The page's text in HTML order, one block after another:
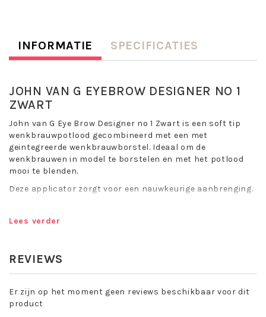
INFORMATIE SPECIFICATIES
JOHN VAN G EYEBROW DESIGNER NO 1
ZWART
John van G Eye Brow Designer no 1 Zwart is een soft tip
wenkbrauwpotlood gecombineerd met een met
geintegreerde wenkbrauwborstel. Ideaal om de
wenkbrauwen in model te borstelen en met het potlood
mooi te blenden.
Deze applicator zorgt voor een nauwkeurige aanbrenging.
product om een strakke look te creeren en is verkrijgbaar
Het potlood heeft een zachte textuur, waardoor je
nauwkeurig en eenvoudig de wenkbrauwen kunt aanzetten.
Toepassing John van G Eye Brow
Lees verder
REVIEWS
Er zijn op het moment geen reviews beschikbaar voor dit
product